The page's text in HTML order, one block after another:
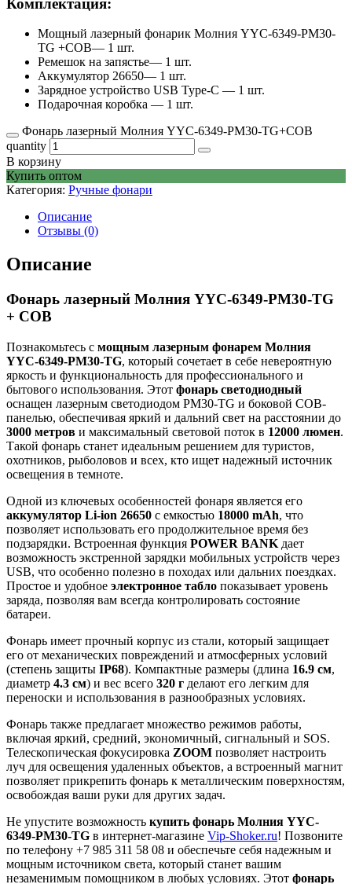
Комплектация:
Мощный лазерный фонарик Молния YYC-6349-PM30-
TG +COB— 1 шт.
Ремешок на запястье— 1 шт.
Аккумулятор 26650— 1 шт.
Зарядное устройство USB Type-C — 1 шт.
Подарочная коробка — 1 шт.
Фонарь лазерный Молния YYC-6349-РM30-TG+COB
quantity
В корзину
Купить оптом
Категория: Ручные фонари
Описание
Отзывы (0)
Описание
Фонарь лазерный Молния YYC-6349-PM30-TG
+ COB
Познакомьтесь с мощным лазерным фонарем Молния
YYC-6349-PM30-TG, который сочетает в себе невероятную
яркость и функциональность для профессионального и
бытового использования. Этот фонарь светодиодный
оснащен лазерным светодиодом PM30-TG и боковой COB-
панелью, обеспечивая яркий и дальний свет на расстоянии до
3000 метров и максимальный световой поток в 12000 люмен.
Такой фонарь станет идеальным решением для туристов,
охотников, рыболовов и всех, кто ищет надежный источник
освещения в темноте.
Одной из ключевых особенностей фонаря является его
аккумулятор Li-ion 26650 с емкостью 18000 mAh, что
позволяет использовать его продолжительное время без
подзарядки. Встроенная функция POWER BANK дает
возможность экстренной зарядки мобильных устройств через
USB, что особенно полезно в походах или дальних поездках.
Простое и удобное электронное табло показывает уровень
заряда, позволяя вам всегда контролировать состояние
батареи.
Фонарь имеет прочный корпус из стали, который защищает
его от механических повреждений и атмосферных условий
(степень защиты IP68). Компактные размеры (длина 16.9 см,
диаметр 4.3 см) и вес всего 320 г делают его легким для
переноски и использования в разнообразных условиях.
Фонарь также предлагает множество режимов работы,
включая яркий, средний, экономичный, сигнальный и SOS.
Телескопическая фокусировка ZOOM позволяет настроить
луч для освещения удаленных объектов, а встроенный магнит
позволяет прикрепить фонарь к металлическим поверхностям,
освобождая ваши руки для других задач.
Не упустите возможность купить фонарь Молния YYC-
6349-PM30-TG в интернет-магазине Vip-Shoker.ru! Позвоните
по телефону +7 985 311 58 08 и обеспечьте себя надежным и
мощным источником света, который станет вашим
незаменимым помощником в любых условиях. Этот фонарь